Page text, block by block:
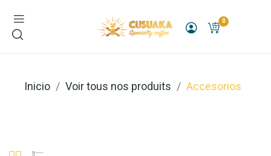
0
Inicio Voir tous nos produits Accesorios